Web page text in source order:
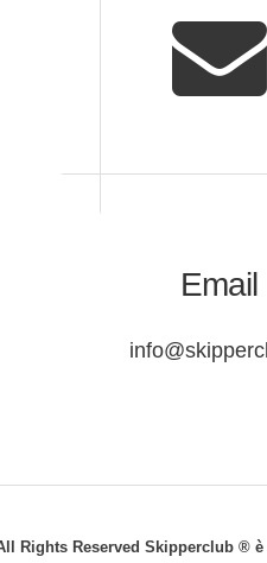
Email
Rights Reserved Skipperclub ®